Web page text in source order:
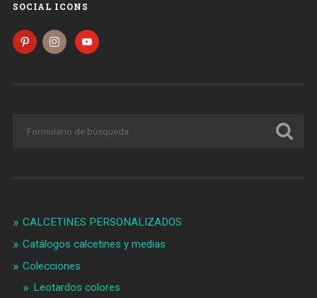
SOCIAL ICONS
CALCETINES PERSONALIZADOS
Catálogos calcetines y medias
Colecciones
Leotardos colores